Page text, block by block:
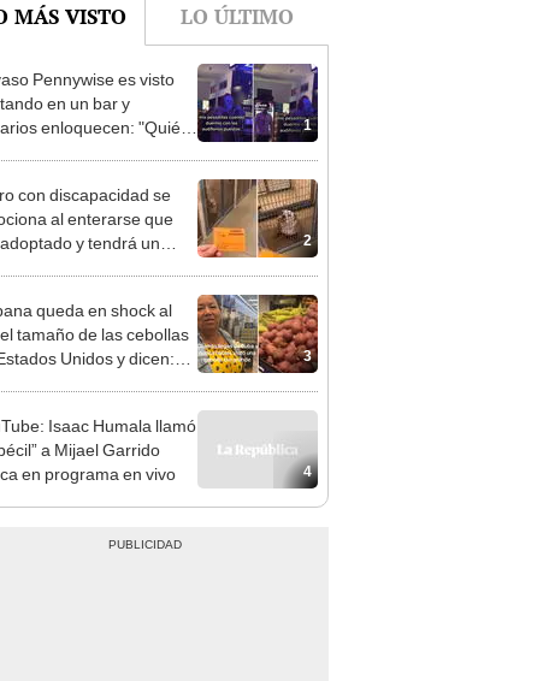
1
Pennywise es visto
en un bar y
enloquecen: "Quién
tanto daño"
2
con discapacidad se
al enterarse que
adoptado y tendrá un
hogar
3
queda en shock al
tamaño de las cebollas
Estados Unidos y dicen:
Perú es más”
Isaac Humala llamó
a Mijael Garrido
en programa en vivo